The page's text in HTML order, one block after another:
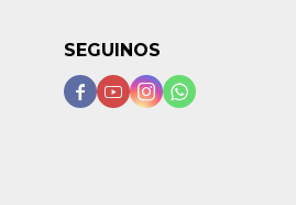
SEGUINOS
   